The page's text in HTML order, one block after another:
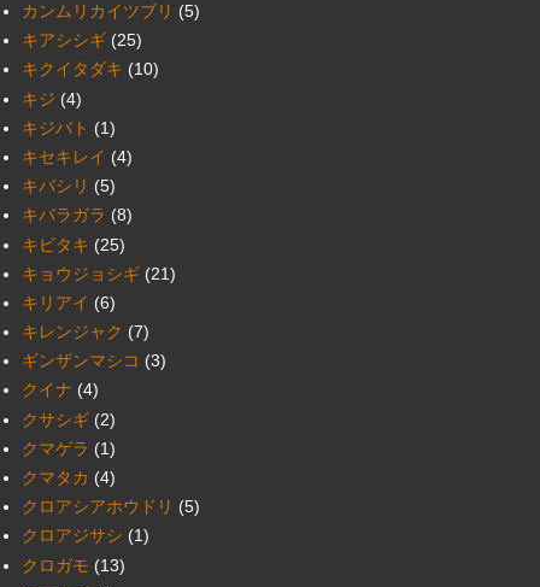
カンムリカイツブリ (5)
キアシシギ (25)
キクイタダキ (10)
キジ (4)
キジバト (1)
キセキレイ (4)
キバシリ (5)
キバラガラ (8)
キビタキ (25)
キョウジョシギ (21)
キリアイ (6)
キレンジャク (7)
ギンザンマシコ (3)
クイナ (4)
クサシギ (2)
クマゲラ (1)
クマタカ (4)
クロアシアホウドリ (5)
クロアジサシ (1)
クロガモ (13)